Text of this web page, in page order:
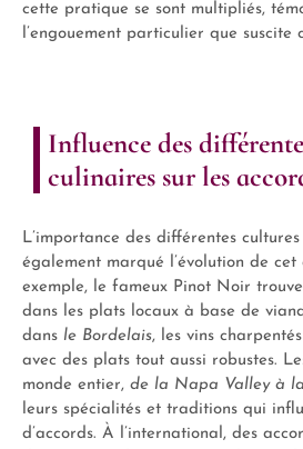
cette pratique se sont multipliés,
l’engouement particulier que suscite
Influence des
culinaires sur les
L’importance des différentes
également marqué l’évolution de cet
exemple, le fameux Pinot Noir
dans les plats locaux à base de
dans le Bordelais, les vins
avec des plats tout aussi robustes.
monde entier, de la Napa Valley à la
leurs spécialités et traditions qui
d’accords. À l’international, des